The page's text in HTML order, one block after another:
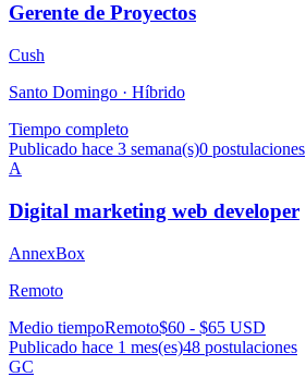
Gerente de Proyectos
Cush
Santo Domingo · Híbrido
Tiempo completo
Publicado hace 3 semana(s)0 postulaciones
A
Digital marketing web developer
AnnexBox
Remoto
Medio tiempoRemoto$60 - $65 USD
Publicado hace 1 mes(es)48 postulaciones
GC